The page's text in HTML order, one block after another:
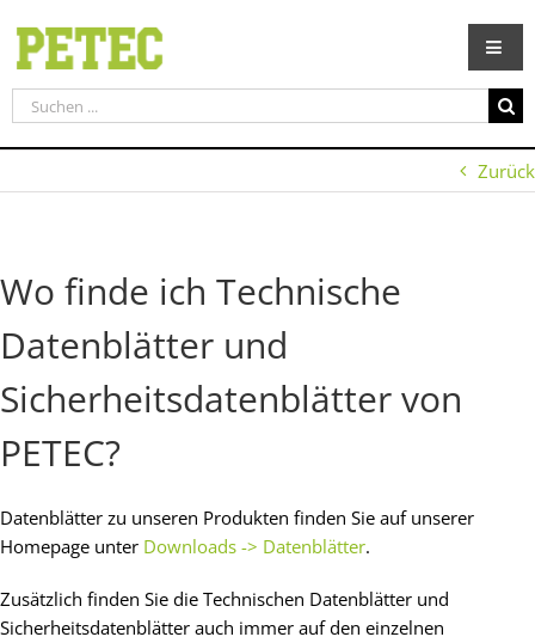
Inhalt
springen
Suche
nach:
Zurück
Wo finde ich Technische
Datenblätter und
Sicherheitsdatenblätter von
PETEC?
Datenblätter zu unseren Produkten finden Sie auf unserer
Homepage unter Downloads -> Datenblätter.
Zusätzlich finden Sie die Technischen Datenblätter und
Sicherheitsdatenblätter auch immer auf den einzelnen